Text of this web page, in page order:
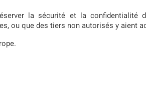
la sécurité et la confidentialité
ou que des tiers non autorisés y aient